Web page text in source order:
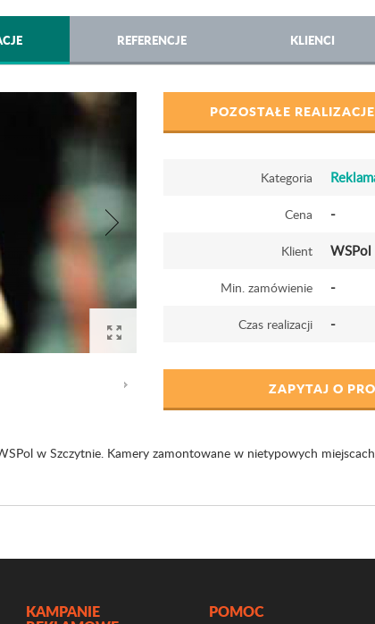
REFERENCJE KLIENCI
POZOSTAŁE
Kategoria
Cena -
Klient WSPol
Min. zamówienie -
Czas realizacji -
ZAPYTAJ O
w Szczytnie. Kamery zamontowane w nietypowych
KAMPANIE POMOC